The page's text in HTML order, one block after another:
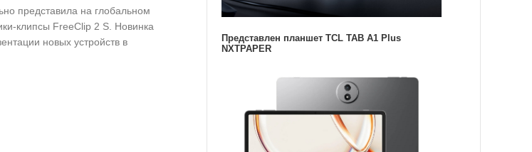
представила на глобальном
клипсы FreeClip 2 S. Новинка
новых устройств в
Представлен планшет TCL TAB A1 Plus
NXTPAPER